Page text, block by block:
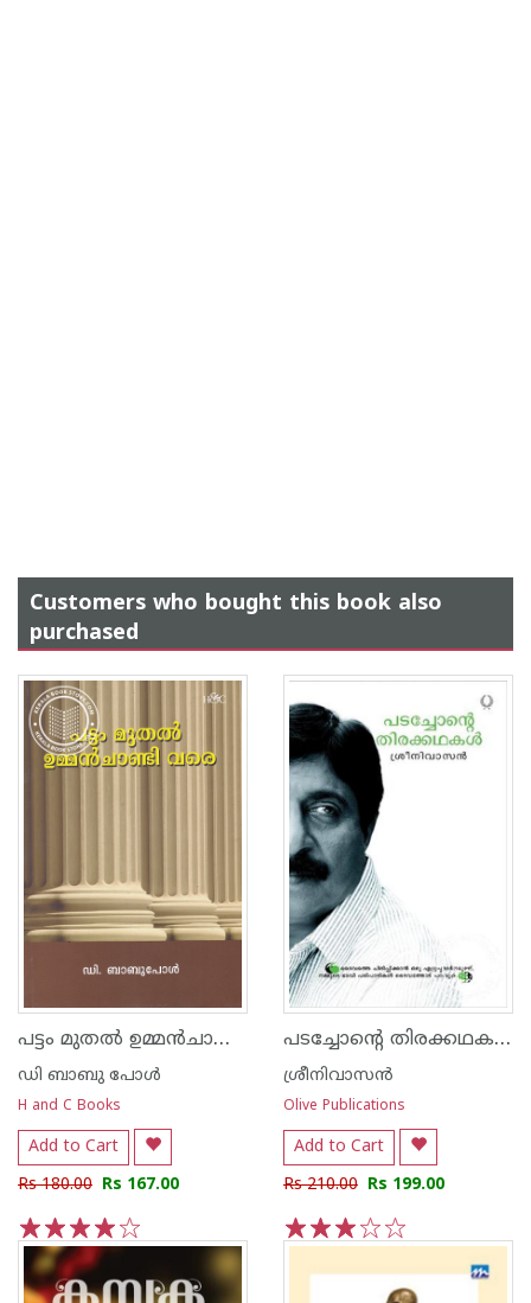
Customers who bought this book also
purchased
പട്ടം മുതല്‍ ഉമ്മ‌ന്‍‌ചാണ്ടി വരെ
ഡി ബാബു പോള്‍
H and C Books
Add to Cart
Rs 180.00 Rs 167.00
5
4
3
2
1
പടച്ചോന്‍റെ തിരക്കഥകള്‍
ശ്രീനിവാസന്‍
Olive Publications
Add to Cart
Rs 210.00 Rs 199.00
5
4
3
2
1